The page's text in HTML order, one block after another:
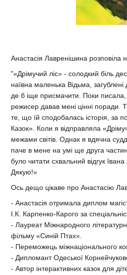
Анастасія Лавренішина розповіла
"«Дрімучий ліс» - солодкий біль
наївна маленька Відьма,
де б іще присмачити. Поки писала,
режисер давав мені цінні поради.
те, що їй сподобалась історія, за
Казок». Коли я відправляла
межами світів. Однак я вдячна
паче в мене на умі ще друга
було читати схвальний відгук
Дякую!»
Ось дещо цікаве про Анастасію
- Анастасія отримала диплом
І.К. Карпенко-Карого за
- Лауреат Міжнародного
фільму «Синій Птах».
- Переможець міжнаціонального
- Дипломант Одеської
- Автор інтерактивних казок для